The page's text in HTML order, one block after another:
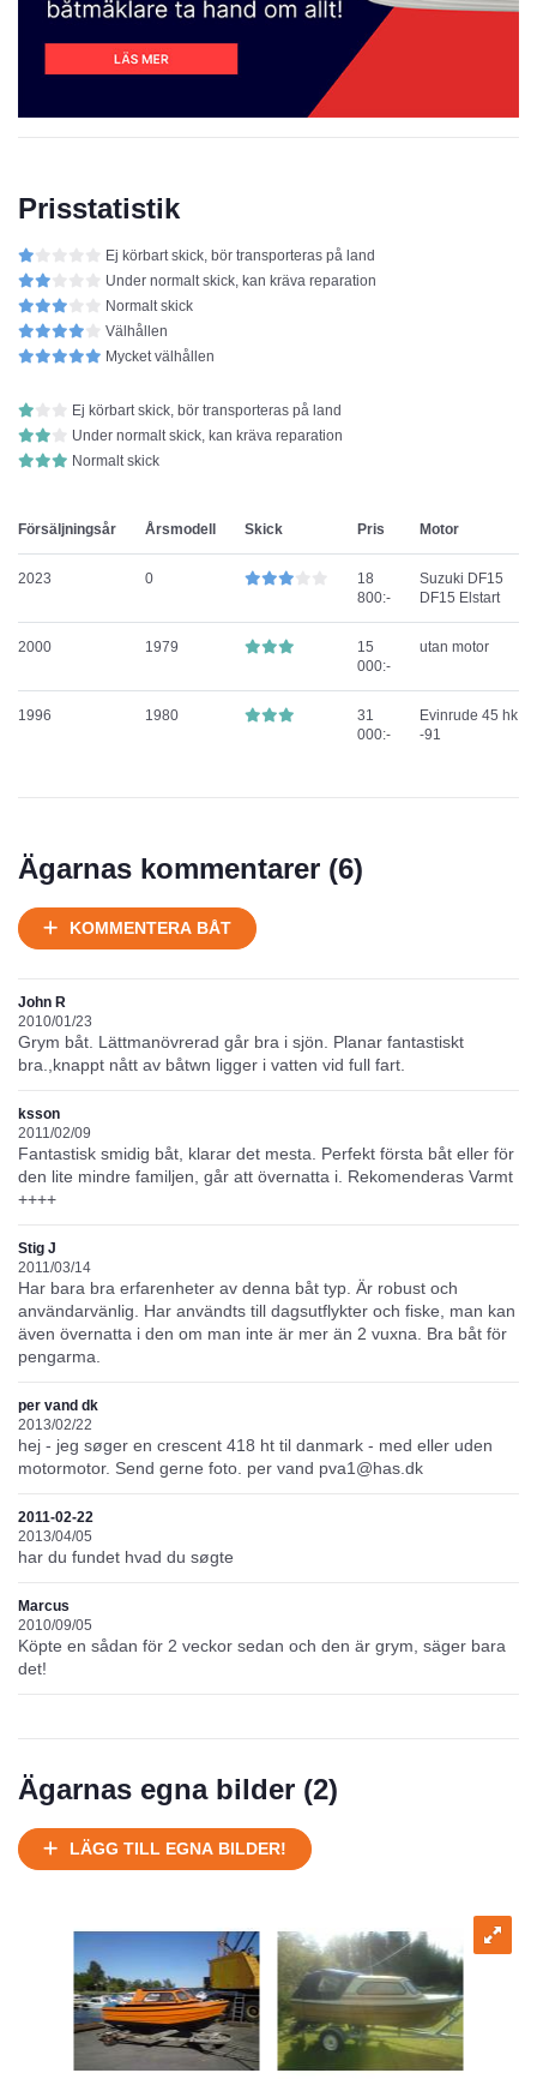
Prisstatistik
Ej körbart skick, bör transporteras på land
Under normalt skick, kan kräva reparation
Normalt skick
Välhållen
Mycket välhållen
Ej körbart skick, bör transporteras på land
Under normalt skick, kan kräva reparation
Normalt skick
Försäljningsår Årsmodell Skick Pris Motor
2023 0
18
800:-
Suzuki DF15
DF15 Elstart
2000 1979
15
000:-
utan motor
1996 1980
31
000:-
Evinrude 45 hk
-91
Ägarnas kommentarer (6)
KOMMENTERA BÅT
John R
2010/01/23
Grym båt. Lättmanövrerad går bra i sjön. Planar fantastiskt
bra.,knappt nått av båtwn ligger i vatten vid full fart.
ksson
2011/02/09
Fantastisk smidig båt, klarar det mesta. Perfekt första båt eller för
den lite mindre familjen, går att övernatta i. Rekomenderas Varmt
++++
Stig J
2011/03/14
Har bara bra erfarenheter av denna båt typ. Är robust och
användarvänlig. Har användts till dagsutflykter och fiske, man kan
även övernatta i den om man inte är mer än 2 vuxna. Bra båt för
pengarma.
per vand dk
2013/02/22
hej - jeg søger en crescent 418 ht til danmark - med eller uden
motormotor. Send gerne foto. per vand pva1@has.dk
2011-02-22
2013/04/05
har du fundet hvad du søgte
Marcus
2010/09/05
Köpte en sådan för 2 veckor sedan och den är grym, säger bara
det!
Ägarnas egna bilder (2)
LÄGG TILL EGNA BILDER!